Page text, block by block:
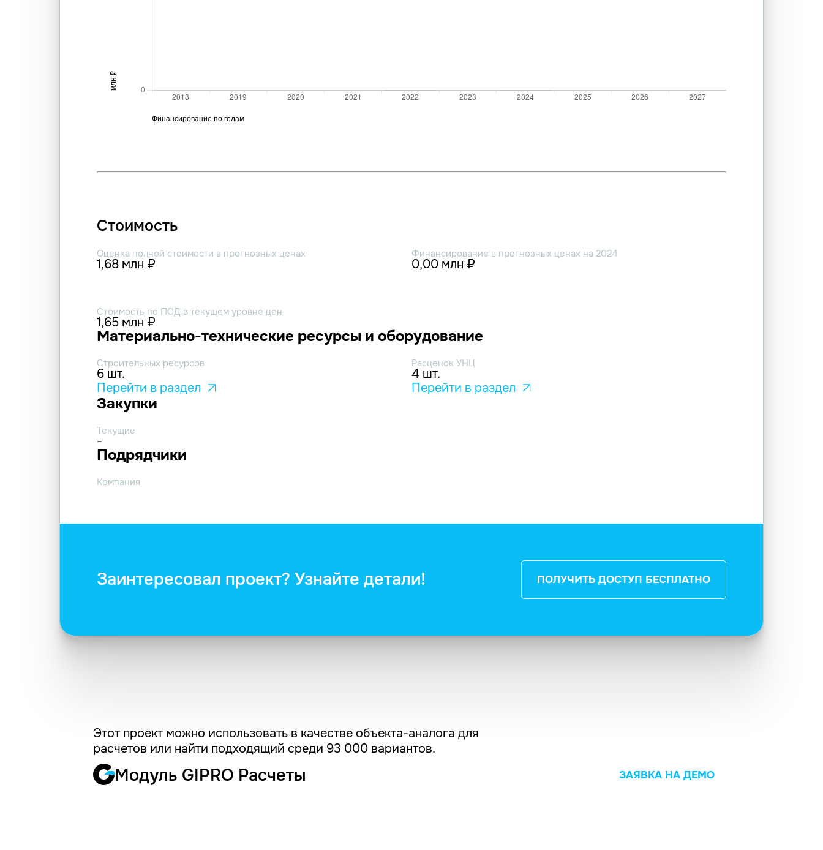
Стоимость
Оценка полной стоимости в прогнозных ценах
1,68 млн ₽
Финансирование в прогнозных ценах на 2024
0,00 млн ₽
Стоимость по ПСД в текущем уровне цен
1,65 млн ₽
Материально-технические ресурсы и оборудование
Строительных ресурсов
6 шт.
Перейти в раздел
Расценок УНЦ
4 шт.
Перейти в раздел
Закупки
Текущие
-
Подрядчики
Компания
Заинтересовал проект? Узнайте детали! ПОЛУЧИТЬ ДОСТУП БЕСПЛАТНО
Этот проект можно использовать в качестве объекта-аналога для
расчетов или найти подходящий среди 93 000 вариантов.
Модуль GIPRO Расчеты ЗАЯВКА НА ДЕМО